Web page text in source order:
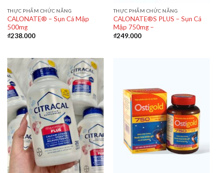
THỰC PHẨM CHỨC NĂNG
CALONATE® – Sụn Cá Mập
500mg
₫238.000
THỰC PHẨM CHỨC NĂNG
CALONATE®S PLUS – Sụn Cá
Mập 750mg –
₫249.000